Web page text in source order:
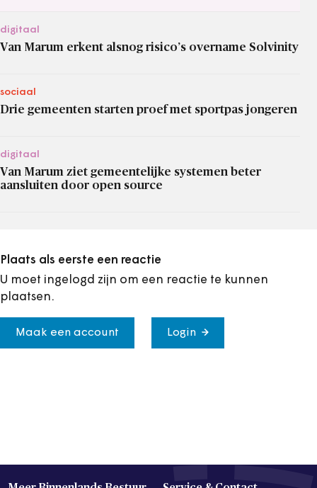
digitaal
Van Marum erkent alsnog risico’s overname Solvinity
sociaal
Drie gemeenten starten proef met sportpas jongeren
digitaal
Van Marum ziet gemeentelijke systemen beter
aansluiten door open source
Plaats als eerste een reactie
U moet ingelogd zijn om een reactie te kunnen
plaatsen.
Maak een account Login